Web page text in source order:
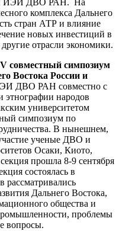
ИЭИ ДВО РАН. На
комплекса Дальнего
стран АТР и влияние
новых инвестиций в
отрасли экономики.
совместный симпозиум
Востока России и
ДВО РАН совместно с
этнографии народов
университетом
симпозиум по
В нынешнем,
ученые ДВО и
Осаки, Киото,
прошла 8-9 сентября
состоялась в
рассматривались
Дальнего Востока,
общества и
проблемы
вопросы.